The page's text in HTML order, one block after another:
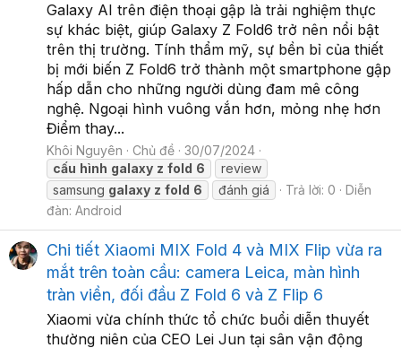
Galaxy AI trên điện thoại gập là trải nghiệm thực
sự khác biệt, giúp Galaxy Z Fold6 trở nên nổi bật
trên thị trường. Tính thẩm mỹ, sự bền bỉ của thiết
bị mới biến Z Fold6 trở thành một smartphone gập
hấp dẫn cho những người dùng đam mê công
nghệ. Ngoại hình vuông vắn hơn, mỏng nhẹ hơn
Điểm thay...
Khôi Nguyên Chủ đề
30/07/2024
cấu hình galaxy z fold 6
review
samsung galaxy z fold 6 đánh giá Trả lời: 0
Diễn
đàn: Android
Chi tiết Xiaomi MIX Fold 4 và MIX Flip vừa ra
mắt trên toàn cầu: camera Leica, màn hình
tràn viền, đối đầu Z Fold 6 và Z Flip 6
Xiaomi vừa chính thức tổ chức buổi diễn thuyết
thường niên của CEO Lei Jun tại sân vận động